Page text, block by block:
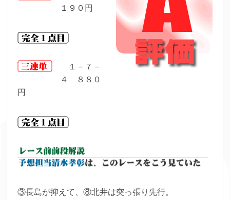
１９０円
１－７－
４ ８８０
円
③長島が抑えて、⑧北井は突っ張り先行。